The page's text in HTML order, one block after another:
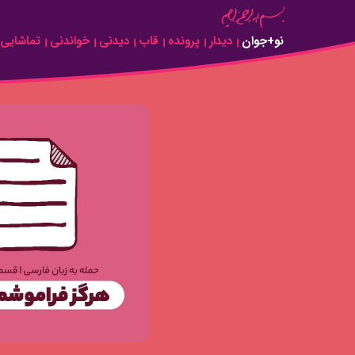
Skip to Main Content
نو+جوان دیدار پرونده قاب دیدنی خواندنی تماشایی